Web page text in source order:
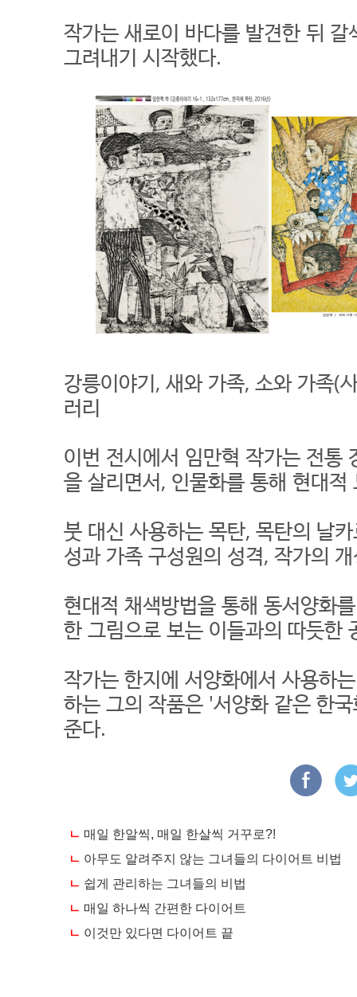
작가는 새로이 바다를 발견한 뒤
그려내기 시작했다.
강릉이야기, 새와 가족, 소와 가족(
러리
이번 전시에서 임만혁 작가는 전통
을 살리면서, 인물화를 통해 현대
붓 대신 사용하는 목탄, 목탄의 날
성과 가족 구성원의 성격, 작가의
현대적 채색방법을 통해 동서양화
한 그림으로 보는 이들과의 따듯한
작가는 한지에 서양화에서 사용하
하는 그의 작품은 '서양화 같은 한
준다.